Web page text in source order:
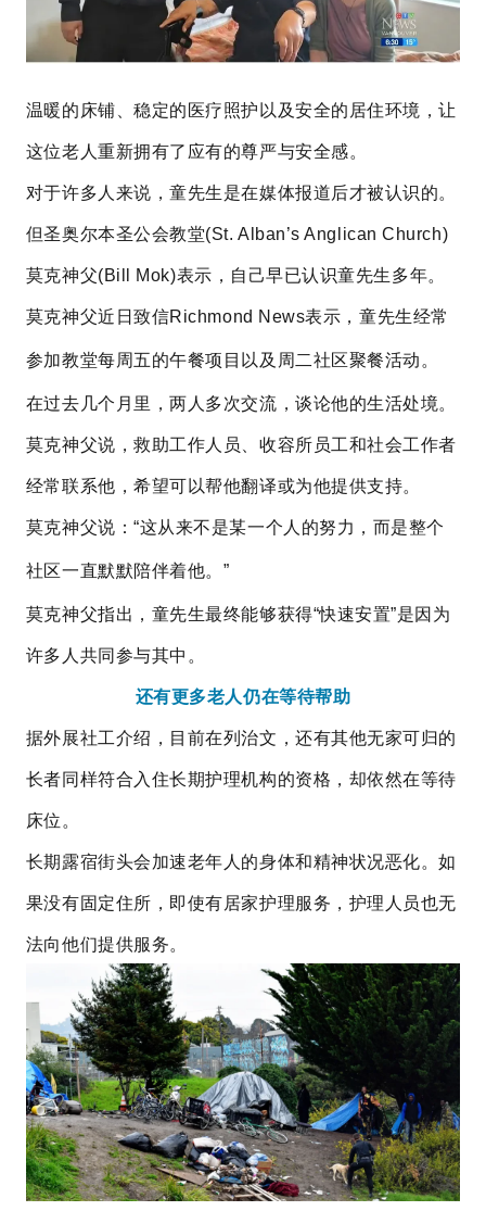
温暖的床铺、稳定的医疗照护以及安全的居住环境，让
这位老人重新拥有了应有的尊严与安全感。
对于许多人来说，童先生是在媒体报道后才被认识的。
但圣奥尔本圣公会教堂(St. Alban’s Anglican Church)
莫克神父(Bill Mok)表示，自己早已认识童先生多年。
莫克神父近日致信Richmond News表示，童先生经常
参加教堂每周五的午餐项目以及周二社区聚餐活动。
在过去几个月里，两人多次交流，谈论他的生活处境。
莫克神父说，救助工作人员、收容所员工和社会工作者
经常联系他，希望可以帮他翻译或为他提供支持。
莫克神父说：“这从来不是某一个人的努力，而是整个
社区一直默默陪伴着他。”
莫克神父指出，童先生最终能够获得“快速安置”是因为
许多人共同参与其中。
还有更多老人仍在等待帮助
据外展社工介绍，目前在列治文，还有其他无家可归的
长者同样符合入住长期护理机构的资格，却依然在等待
床位。
长期露宿街头会加速老年人的身体和精神状况恶化。如
果没有固定住所，即使有居家护理服务，护理人员也无
法向他们提供服务。